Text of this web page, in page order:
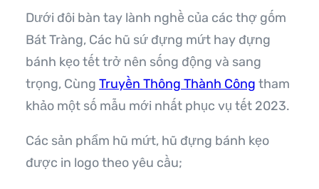
Dưới đôi bàn tay lành nghề của các thợ gốm
Bát Tràng, Các hũ sứ đựng mứt hay đựng
bánh kẹo tết trở nên sống động và sang
trọng, Cùng Truyền Thông Thành Công tham
khảo một số mẫu mới nhất phục vụ tết 2023.
Các sản phẩm hũ mứt, hũ đựng bánh kẹo
được in logo theo yêu cầu;